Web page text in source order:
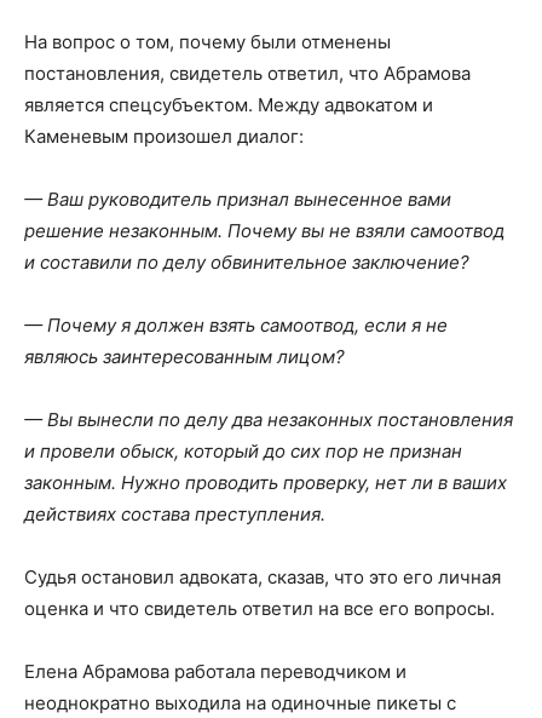
На вопрос о том, почему были отменены
постановления, свидетель ответил, что Абрамова
является спецсубъектом. Между адвокатом и
Каменевым произошел диалог:
— Ваш руководитель признал вынесенное вами
решение незаконным. Почему вы не взяли самоотвод
и составили по делу обвинительное заключение?
— Почему я должен взять самоотвод, если я не
являюсь заинтересованным лицом?
— Вы вынесли по делу два незаконных постановления
и провели обыск, который до сих пор не признан
законным. Нужно проводить проверку, нет ли в ваших
действиях состава преступления.
Судья остановил адвоката, сказав, что это его личная
оценка и что свидетель ответил на все его вопросы.
Елена Абрамова работала переводчиком и
неоднократно выходила на одиночные пикеты с